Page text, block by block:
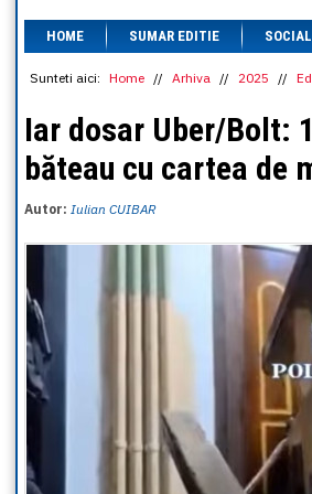
HOME SUMAR EDITIE SOCIAL
Sunteti aici: Home // Arhiva // 2025 //
Iar dosar Uber/Bolt:
băteau cu cartea de
Autor: Iulian CUIBAR